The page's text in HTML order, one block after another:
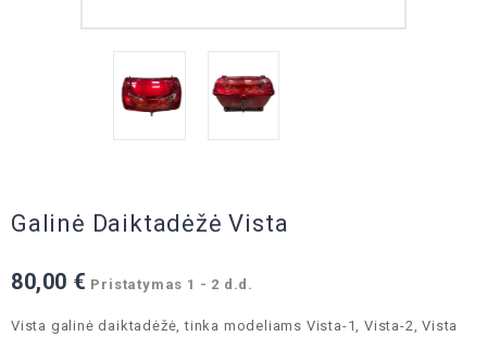
Galinė Daiktadėžė Vista
80,00 € Pristatymas 1 - 2 d.d.
Vista galinė daiktadėžė, tinka modeliams Vista-1, Vista-2, Vista